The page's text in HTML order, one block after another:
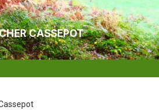
CASSEPOT